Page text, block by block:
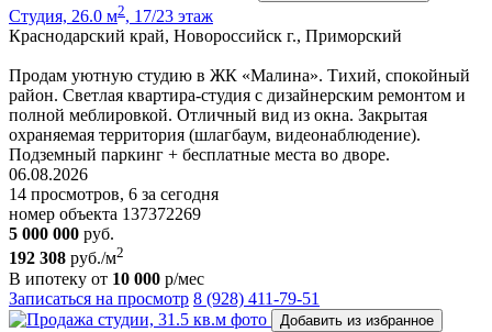
Студия, 26.0 м2, 17/23 этаж
Краснодарский край, Новороссийск г., Приморский
Продам уютную студию в ЖК «Малина». Тихий, спокойный
район. Светлая квартира-студия с дизайнерским ремонтом и
полной меблировкой. Отличный вид из окна. Закрытая
охраняемая территория (шлагбаум, видеонаблюдение).
Подземный паркинг + бесплатные места во дворе.
06.08.2026
14 просмотров, 6 за сегодня
номер объекта 137372269
5 000 000 руб.
192 308 руб./м2
В ипотеку от 10 000 р/мес
Записаться на просмотр 8 (928) 411-79-51
Добавить из избранное